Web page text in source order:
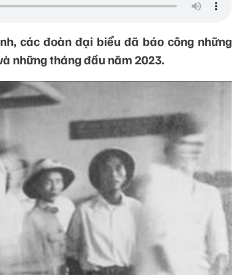
các đoàn đại biểu đã báo công những
những tháng đầu năm 2023.